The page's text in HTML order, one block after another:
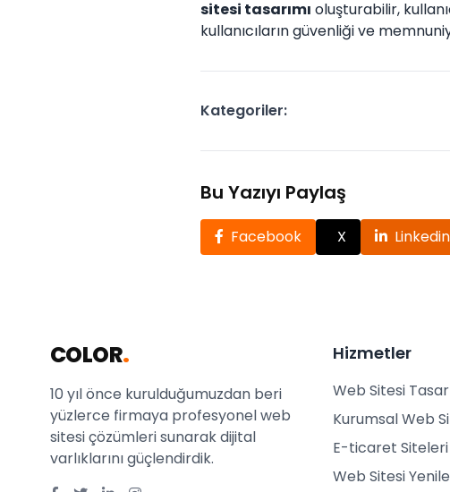
sitesi tasarımı oluşturabilir,
kullanıcıların güvenliği ve
Kategoriler:
Bu Yazıyı Paylaş
Facebook X Linkedin
COLOR.
10 yıl önce kurulduğumuzdan beri
yüzlerce firmaya profesyonel web
sitesi çözümleri sunarak dijital
varlıklarını güçlendirdik.
Hizmetler
Web Sitesi
Kurumsal Web
E-ticaret Siteleri
Web Sitesi